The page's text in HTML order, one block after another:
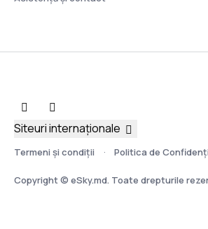
Termeni şi condiţii Politica de
Copyright © eSky.md. Toate drepturile
Siteuri internaționale